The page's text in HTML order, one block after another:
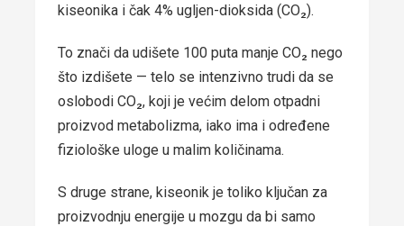
kiseonika i čak 4% ugljen-dioksida (CO₂).
To znači da udišete 100 puta manje CO₂ nego
što izdišete — telo se intenzivno trudi da se
oslobodi CO₂, koji je većim delom otpadni
proizvod metabolizma, iako ima i određene
fiziološke uloge u malim količinama.
S druge strane, kiseonik je toliko ključan za
proizvodnju energije u mozgu da bi samo